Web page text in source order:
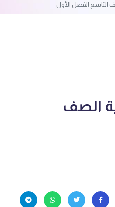
اسلامية الصف